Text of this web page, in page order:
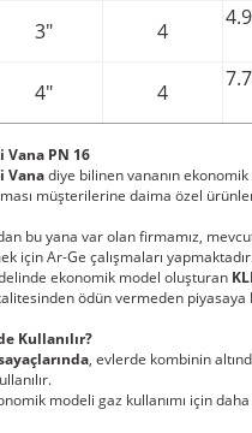
3" 4
4" 4
Vana PN 16
Vanadiye bilinen vananın
müşterilerine daima özel
bu yana var olan firmamız,
için Ar-Ge çalışmaları
ekonomik model oluşturan
ödün vermeden
Kullanılır?
, evlerde kombinin
modeli gaz kullanımı için daha